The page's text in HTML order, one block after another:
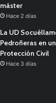
máster
Hace 2 días
La UD
Pedroñeras en
Protección Civil
Hace 3 días